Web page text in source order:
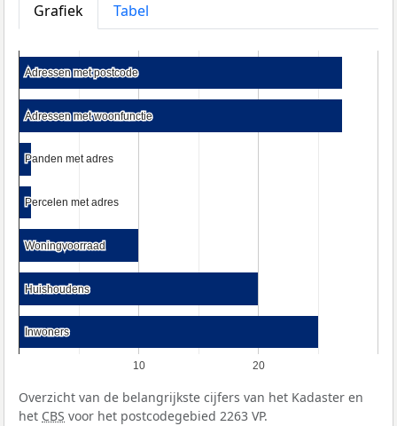
Grafiek
Tabel
10 20
Adressen met postcode
Adressen met postcode
Adressen met woonfunctie
Adressen met woonfunctie
Panden met adres
Panden met adres
Percelen met adres
Percelen met adres
Woningvoorraad
Woningvoorraad
Huishoudens
Huishoudens
Inwoners
Inwoners
Overzicht van de belangrijkste cijfers van het Kadaster en
het CBS voor het postcodegebied 2263 VP.